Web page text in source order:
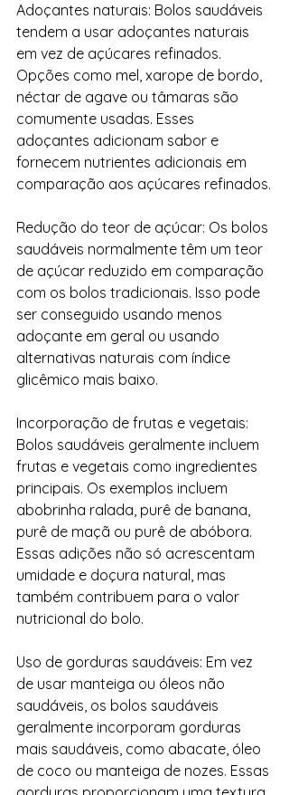
Adoçantes naturais: Bolos saudáveis ​​
tendem a usar adoçantes naturais
em vez de açúcares refinados.
Opções como mel, xarope de bordo,
néctar de agave ou tâmaras são
comumente usadas. Esses
adoçantes adicionam sabor e
fornecem nutrientes adicionais em
comparação aos açúcares refinados.
Redução do teor de açúcar: Os bolos
saudáveis ​​normalmente têm um teor
de açúcar reduzido em comparação
com os bolos tradicionais. Isso pode
ser conseguido usando menos
adoçante em geral ou usando
alternativas naturais com índice
glicêmico mais baixo.
Incorporação de frutas e vegetais:
Bolos saudáveis ​​geralmente incluem
frutas e vegetais como ingredientes
principais. Os exemplos incluem
abobrinha ralada, purê de banana,
purê de maçã ou purê de abóbora.
Essas adições não só acrescentam
umidade e doçura natural, mas
também contribuem para o valor
nutricional do bolo.
Uso de gorduras saudáveis: Em vez
de usar manteiga ou óleos não
saudáveis, os bolos saudáveis ​​
geralmente incorporam gorduras
mais saudáveis, como abacate, óleo
de coco ou manteiga de nozes. Essas